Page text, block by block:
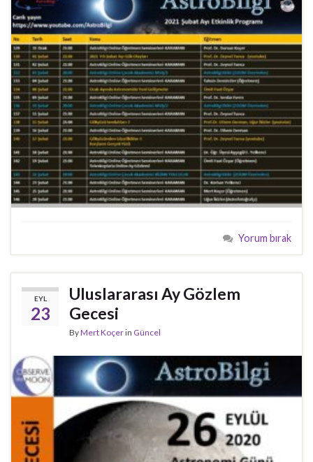
Yorum bırak
EYL
23
Uluslararası Ay Gözlem
Gecesi
ByMert Koçerin Güncel